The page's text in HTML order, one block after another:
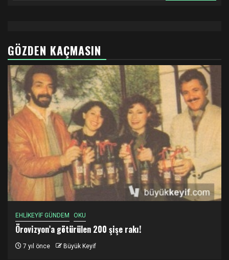
GÖZDEN KAÇMASIN
EHLİKEYİF GÜNDEM OKU
Örovizyon’a götürülen 200 şişe rakı!
7 yıl önce Büyük Keyif